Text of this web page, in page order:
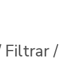
Filtrar /